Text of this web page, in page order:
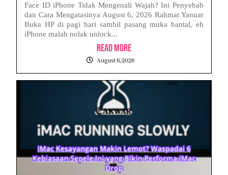
Face ID iPhone Tidak Mengenali Wajah? Ini Penyebab
dan Cara Mengatasinya August 6, 2026 Rahmat Yanuar
Buka HP di pagi hari sambil pasang muka bantal, eh
iPhone malah nolak unlock...
Read More
August 6, 2026